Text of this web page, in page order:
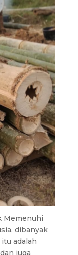
Memenuhi
dibanyak
adalah
juga